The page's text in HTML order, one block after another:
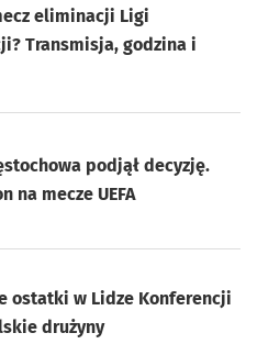
eliminacji Ligi
Transmisja, godzina i
podjął decyzję.
na mecze UEFA
ostatki w Lidze Konferencji
drużyny